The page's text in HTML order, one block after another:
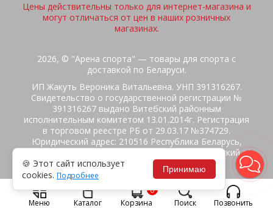
Цены действительны только для интернет-магазина и
могут отличаться от цен в наших розничных
магазинах.
2026, © "Арена спорта" — товары для спорта с
доставкой по Беларуси.
ИП Жакуть Вероника Витальевна. УНП 391316267.
Свидетельство о государственной регистрации №
391316267 выдано Витебский районным
исполнительным комитетом 13.01.2014г. Регистрация
в торговом реестре РБ от 29.03.17 №374729.
Юридический адрес: 210516 Республика Беларусь,
Витебская область, Витебский район, Бабиничский с/
с, аг.Ольгово, ул.Школьная
Политика защиты данных
Гарантия/Экспертиза Обмен/Возврат
Меню Каталог Корзина
0
Поиск
Позвонить
🍪 Этот сайт использует
cookies. Подробнее
Принимаю